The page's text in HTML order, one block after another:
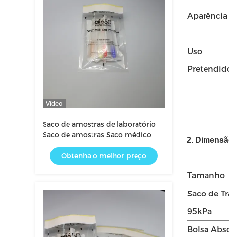
Vídeo
Saco de amostras de laboratório
Saco de amostras Saco médico
Obtenha o melhor preço
Aparência
Uso
2.
Tamanho
Saco de
95kPa
Bolsa